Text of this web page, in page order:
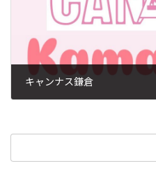
キャンナス鎌倉